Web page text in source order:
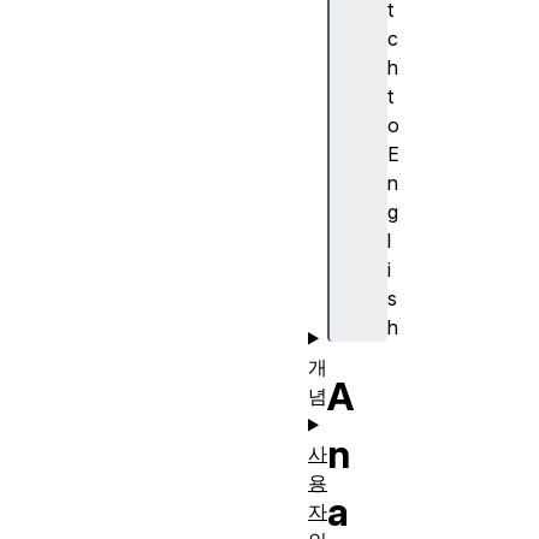
t
c
h
t
o
E
n
g
l
i
s
h
A
n
a
개
념
사
용
자